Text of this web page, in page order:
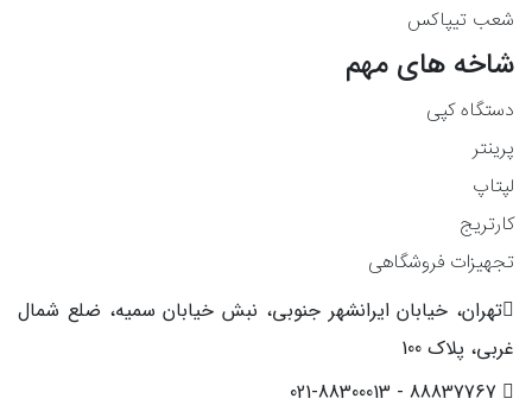
شعب تیپاکس
شاخه های مهم
دستگاه کپی
پرینتر
لپتاپ
کارتریج
تجهیزات فروشگاهی
تهران، خیابان ایرانشهر جنوبی، نبش خیابان سمیه، ضلع شمال
غربی، پلاک 100